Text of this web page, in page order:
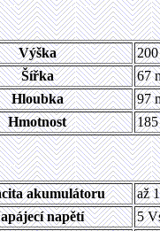
Výška
Šířka
67
Hloubka
97
Hmotnost
akumulátoru
až
napětí
5